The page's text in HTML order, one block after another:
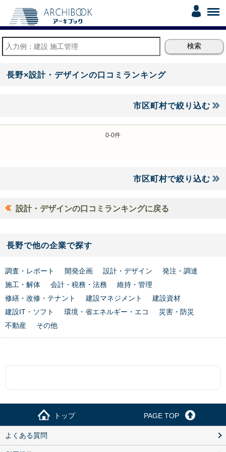
長野×設計・デザインの口コミランキング
市区町村で絞り込む
0-0件
市区町村で絞り込む
設計・デザインの口コミランキングに戻る
長野で他の企業で探す
調査・レポート 開発企画 設計・デザイン
発注・調達
施工・解体
会計・税務・法務
維持・管理
修繕・改修・テナント
建設マネジメント
建設資材
建設IT・ソフト
環境・省エネルギー・エコ
災害・防災
不動産
その他
トップ PAGE TOP
よくある質問